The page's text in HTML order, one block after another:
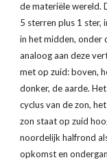
de materiële wereld.
5 sterren plus 1 ster,
in het midden, onder
analoog aan deze
met op zuid: boven,
donker, de aarde.
cyclus van de zon,
zon staat op zuid
noordelijk halfrond
opkomst en